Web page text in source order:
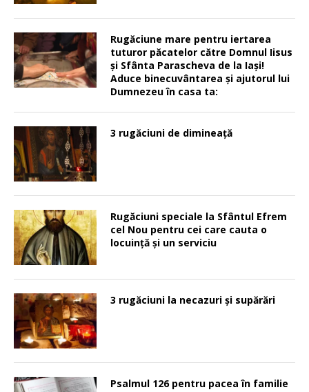
Rugăciune mare pentru iertarea
tuturor păcatelor către Domnul Iisus
şi Sfânta Parascheva de la Iaşi!
Aduce binecuvântarea şi ajutorul lui
Dumnezeu în casa ta:
3 rugăciuni de dimineață
Rugăciuni speciale la Sfântul Efrem
cel Nou pentru cei care cauta o
locuinţă şi un serviciu
3 rugăciuni la necazuri și supărări
Psalmul 126 pentru pacea în familie